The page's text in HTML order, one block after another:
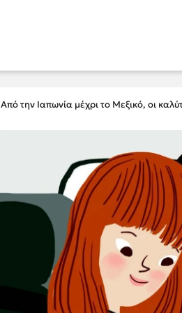
Από την Ιαπωνία μέχρι το Μεξικό, οι